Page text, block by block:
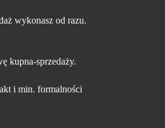
wykonasz od razu.
kupna-sprzedaży.
i min. formalności